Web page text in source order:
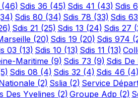
(46) Sdis 36 (45) Sdis 41 (43) Sdis
Sdis 80 (34) Sdis 78 (33) Sdis 63
Sdis 21 (25) Sdis 13 (24) Sdis 27
(20) Sdis 19 (20) Sdis 974
03 (13) Sdis 10 (13) Sdis 11 (13)
Maritime (9) Sdis 73 (9) Sdis
Sdis 08 (4) Sdis 32 (4) Sdis 46 (4)
(2) Sslia (2) Service
Des Yvelines (2) Groupe Adp (2)